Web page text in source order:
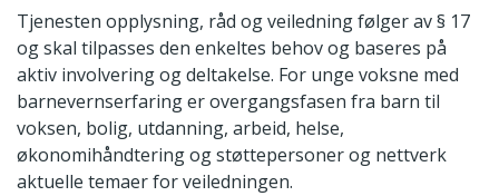
Tjenesten opplysning, råd og veiledning følger av § 17
og skal tilpasses den enkeltes behov og baseres på
aktiv involvering og deltakelse. For unge voksne med
barnevernserfaring er overgangsfasen fra barn til
voksen, bolig, utdanning, arbeid, helse,
økonomihåndtering og støttepersoner og nettverk
aktuelle temaer for veiledningen.